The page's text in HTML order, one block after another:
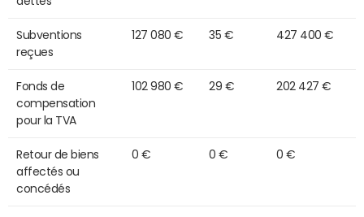
Subventions
reçues
127 080 € 35 € 427 400 €
Fonds de
compensation
pour la TVA
102 980 € 29 € 202 427 €
Retour de biens
affectés ou
concédés
0 € 0 € 0 €